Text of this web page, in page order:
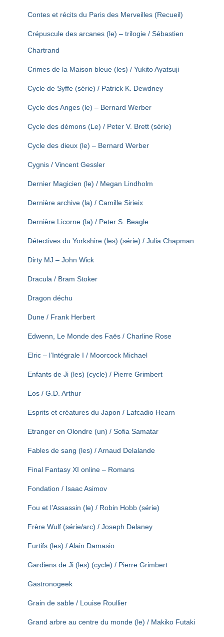
Contes et récits du Paris des Merveilles (Recueil)
Crépuscule des arcanes (le) – trilogie / Sébastien
Chartrand
Crimes de la Maison bleue (les) / Yukito Ayatsuji
Cycle de Syffe (série) / Patrick K. Dewdney
Cycle des Anges (le) – Bernard Werber
Cycle des démons (Le) / Peter V. Brett (série)
Cycle des dieux (le) – Bernard Werber
Cygnis / Vincent Gessler
Dernier Magicien (le) / Megan Lindholm
Dernière archive (la) / Camille Sirieix
Dernière Licorne (la) / Peter S. Beagle
Détectives du Yorkshire (les) (série) / Julia Chapman
Dirty MJ – John Wick
Dracula / Bram Stoker
Dragon déchu
Dune / Frank Herbert
Edwenn, Le Monde des Faës / Charline Rose
Elric – l’Intégrale I / Moorcock Michael
Enfants de Ji (les) (cycle) / Pierre Grimbert
Eos / G.D. Arthur
Esprits et créatures du Japon / Lafcadio Hearn
Etranger en Olondre (un) / Sofia Samatar
Fables de sang (les) / Arnaud Delalande
Final Fantasy XI online – Romans
Fondation / Isaac Asimov
Fou et l’Assassin (le) / Robin Hobb (série)
Frère Wulf (série/arc) / Joseph Delaney
Furtifs (les) / Alain Damasio
Gardiens de Ji (les) (cycle) / Pierre Grimbert
Gastronogeek
Grain de sable / Louise Roullier
Grand arbre au centre du monde (le) / Makiko Futaki